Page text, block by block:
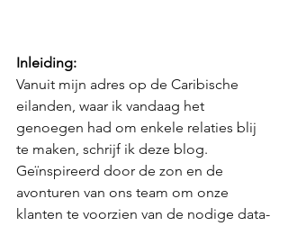
Inleiding:
Vanuit mijn adres op de Caribische
eilanden, waar ik vandaag het
genoegen had om enkele relaties blij
te maken, schrijf ik deze blog.
Geïnspireerd door de zon en de
avonturen van ons team om onze
klanten te voorzien van de nodige data-